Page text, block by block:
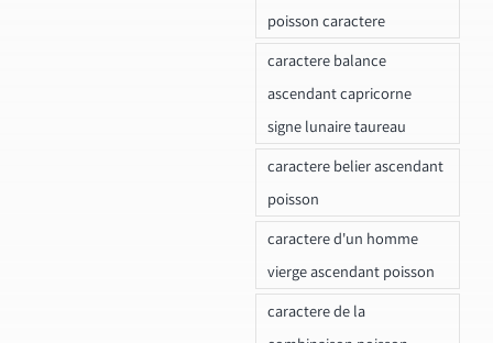
poisson caractere
caractere balance
ascendant capricorne
signe lunaire taureau
caractere belier ascendant
poisson
caractere d'un homme
vierge ascendant poisson
caractere de la